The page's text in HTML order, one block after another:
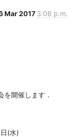
Mar 2017 3:08 p.m.
開催します．
(水)